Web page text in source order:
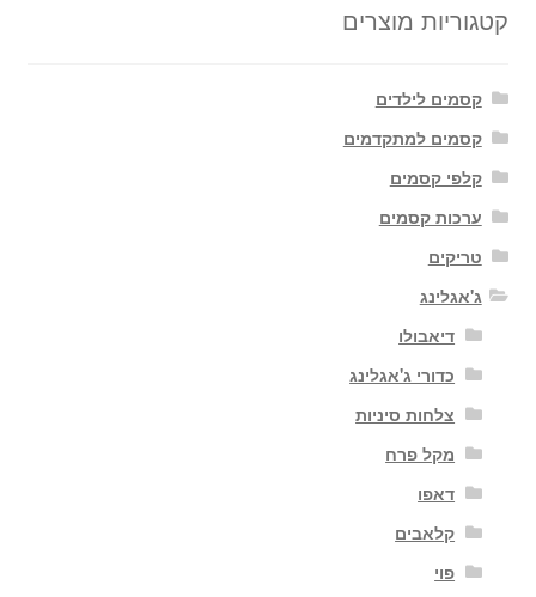
קטגוריות מוצרים
קסמים לילדים
קסמים למתקדמים
קלפי קסמים
ערכות קסמים
טריקים
ג'אגלינג
דיאבולו
כדורי ג'אגלינג
צלחות סיניות
מקל פרח
דאפו
קלאבים
פוי